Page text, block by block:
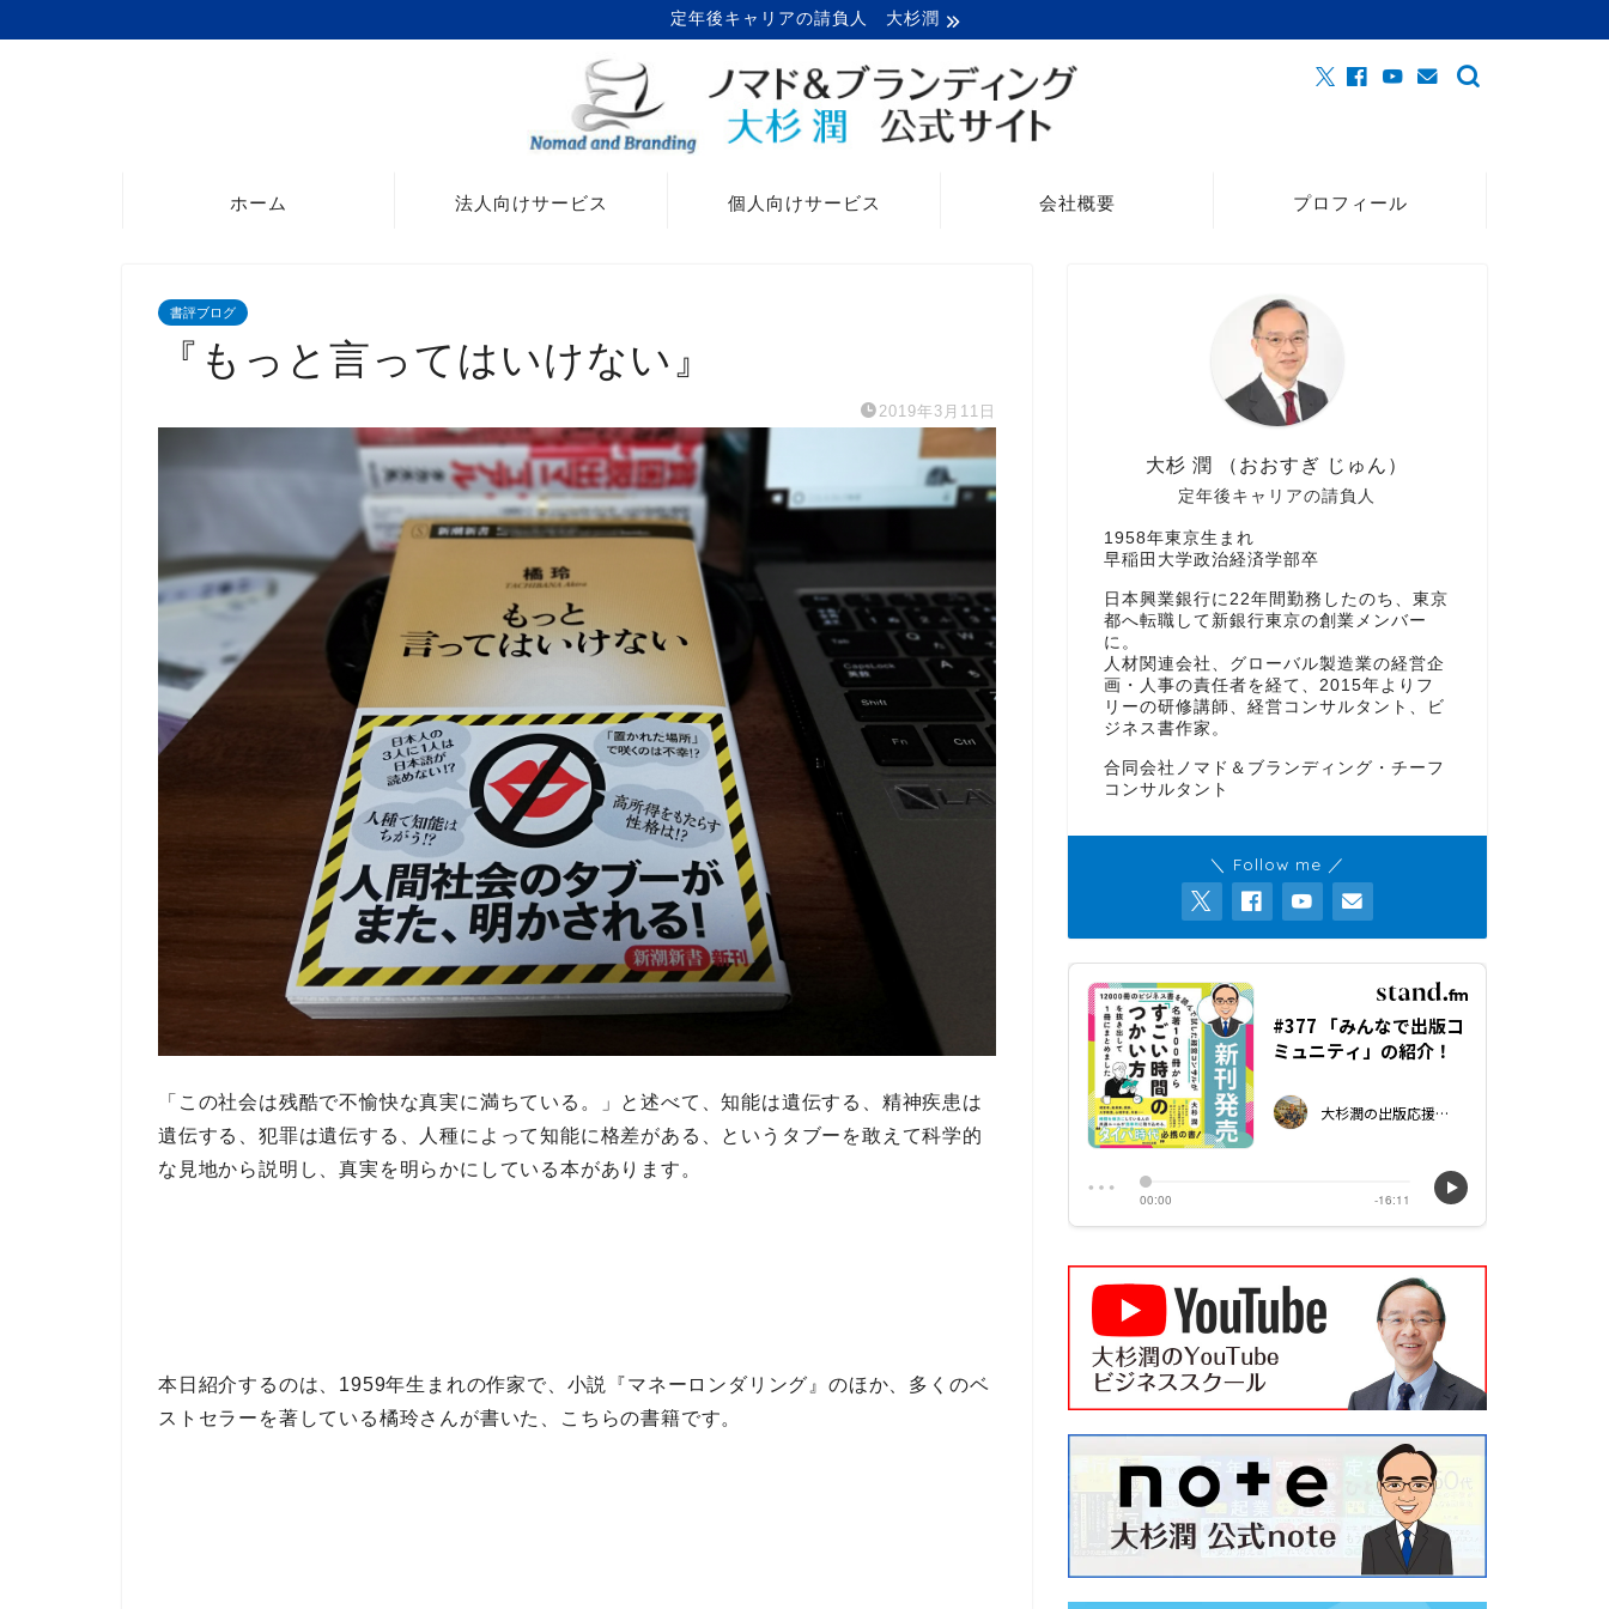
定年後キャリアの請負人 大杉潤
ホーム 法人向けサービス 個人向けサービス 会社概要 プロフィール
書評ブログ
『もっと言ってはいけない』
2019年3月11日
「この社会は残酷で不愉快な真実に満ちている。」 と述べて、知能は遺伝する、精神疾患は
遺伝する、犯罪は遺伝する、人種によって知能に格差がある
、という タブー を敢えて科学的
な見地から説明し、真実を明らかにしている本があります。
本日紹介するのは、 1959年生まれの作家で、 小説『マネーロンダリング』のほか、多くのベ
ストセラー を著している橘玲さんが書いた、こちらの書籍です。
定年後キャリアの請負人
大杉 潤 （おおすぎ じゅん）
1958年東京生まれ
早稲田大学政治経済学部卒
日本興業銀行に22年間勤務したのち、東京
都へ転職して新銀行東京の創業メンバー
に。
人材関連会社、グローバル製造業の経営企
画・人事の責任者を経て、2015年よりフ
リーの研修講師、経営コンサルタント、ビ
ジネス書作家。
合同会社ノマド＆ブランディング・チーフ
コンサルタント
＼ Follow me ／